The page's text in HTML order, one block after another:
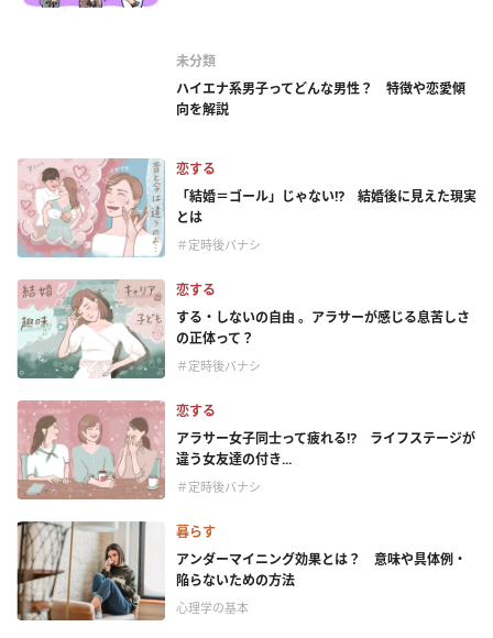
未分類
ハイエナ系男子ってどんな男性？ 特徴や恋愛傾
向を解説
恋する
「結婚＝ゴール」じゃない⁉ 結婚後に見えた現実
とは
＃定時後バナシ
恋する
する・しないの自由 。アラサーが感じる息苦しさ
の正体って？
＃定時後バナシ
恋する
アラサー女子同士って疲れる⁉ ライフステージが
違う女友達の付き...
＃定時後バナシ
暮らす
アンダーマイニング効果とは？ 意味や具体例・
陥らないための方法
心理学の基本